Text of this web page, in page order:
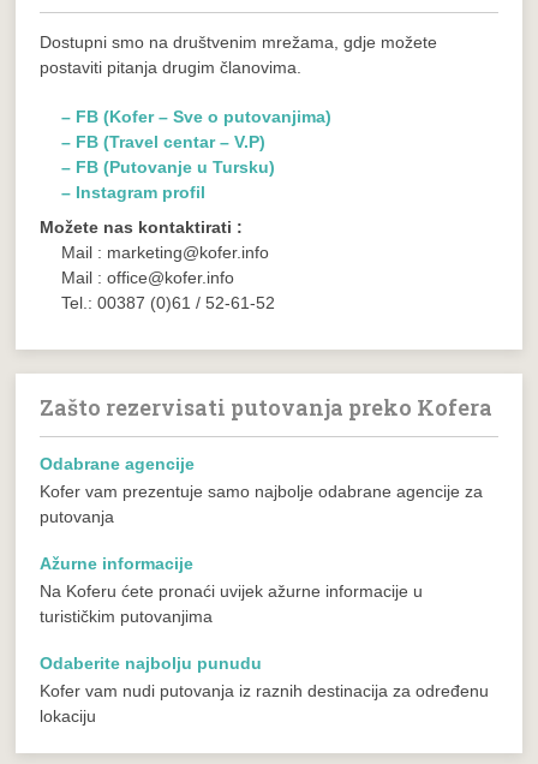
Dostupni smo na društvenim mrežama, gdje možete
postaviti pitanja drugim članovima.
– FB (Kofer – Sve o putovanjima)
– FB (Travel centar – V.P)
– FB (Putovanje u Tursku)
– Instagram profil
Možete nas kontaktirati :
Mail : marketing@kofer.info
Mail : office@kofer.info
Tel.: 00387 (0)61 / 52-61-52
Zašto rezervisati putovanja preko Kofera
Odabrane agencije
Kofer vam prezentuje samo najbolje odabrane agencije za
putovanja
Ažurne informacije
Na Koferu ćete pronaći uvijek ažurne informacije u
turističkim putovanjima
Odaberite najbolju punudu
Kofer vam nudi putovanja iz raznih destinacija za određenu
lokaciju